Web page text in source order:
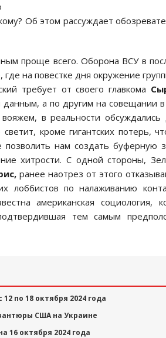
Об этом рассуждает
проще всего. Оборона ВСУ в
на повестке дня окружение
требует от своего главкома
а по другим на совещании в
в реальности обсуждались
кроме гигантских потерь,
позволить нам создать буферную
хитрости. С одной стороны,
ранее наотрез от этого
лоббистов по налаживанию
американская социология,
тем самым
по 18 октября 2024 года
США на Украине
16 октября 2024 года